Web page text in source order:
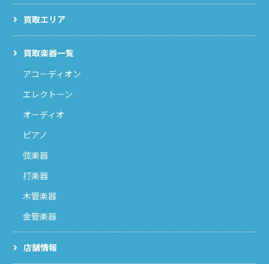
買取エリア
買取楽器一覧
アコーディオン
エレクトーン
オーディオ
ピアノ
弦楽器
打楽器
木管楽器
金管楽器
店舗情報